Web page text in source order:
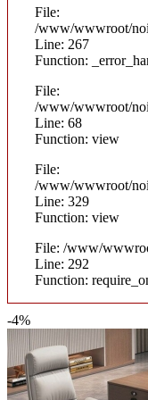
File:
/www/wwwroot/
Line: 267
Function:
File:
/www/wwwroot/
Line: 68
Function: view
File:
/www/wwwroot/
Line: 329
Function: view
File: /www/
Line: 292
Function:
-4%